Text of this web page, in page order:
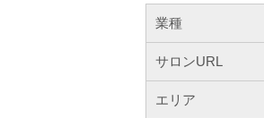
業種
サロンURL
エリア